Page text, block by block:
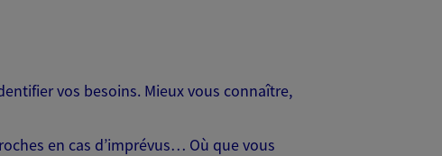
vos besoins. Mieux vous connaître,
en cas d’imprévus… Où que vous